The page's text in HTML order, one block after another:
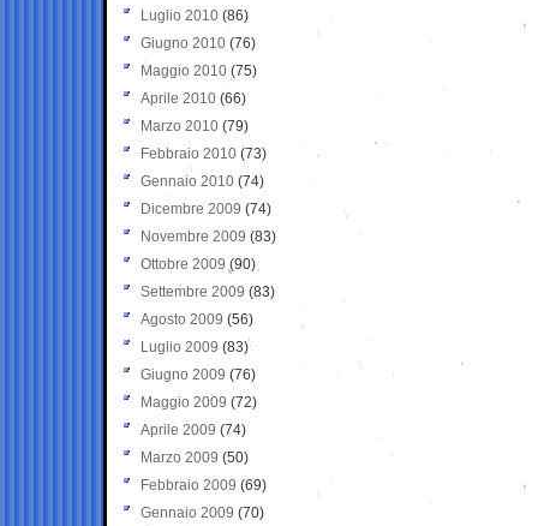
Luglio 2010 (86)
Giugno 2010 (76)
Maggio 2010 (75)
Aprile 2010 (66)
Marzo 2010 (79)
Febbraio 2010 (73)
Gennaio 2010 (74)
Dicembre 2009 (74)
Novembre 2009 (83)
Ottobre 2009 (90)
Settembre 2009 (83)
Agosto 2009 (56)
Luglio 2009 (83)
Giugno 2009 (76)
Maggio 2009 (72)
Aprile 2009 (74)
Marzo 2009 (50)
Febbraio 2009 (69)
Gennaio 2009 (70)